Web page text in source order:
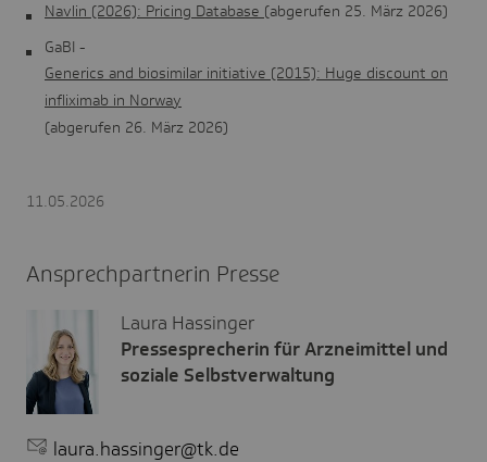
Navlin (2026): Pricing Database (abgerufen 25. März 2026)
GaBI -
Generics and biosimilar initiative (2015): Huge discount on
infliximab in Norway
(abgerufen 26. März 2026)
11.05.2026
Ansprechpartnerin Presse
Laura Hassinger
Pressesprecherin für Arzneimittel und
soziale Selbstverwaltung
laura.hassinger@tk.de